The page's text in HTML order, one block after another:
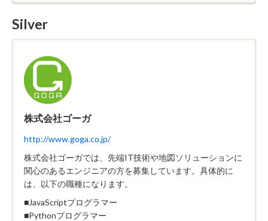
Silver
株式会社ゴーガ
http://www.goga.co.jp/
株式会社ゴーガでは、先端IT技術や地図ソリューションに
関心のあるエンジニアの方を募集しています。具体的に
は、以下の職種になります。
■JavaScriptプログラマー
■Pythonプログラマー